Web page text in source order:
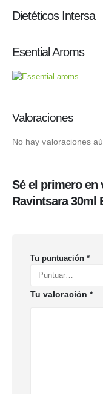
Dietéticos Intersa
Esential Aroms
Valoraciones
No hay valoraciones
Sé el primero en
Ravintsara 30ml
Tu puntuación *
Tu valoración *